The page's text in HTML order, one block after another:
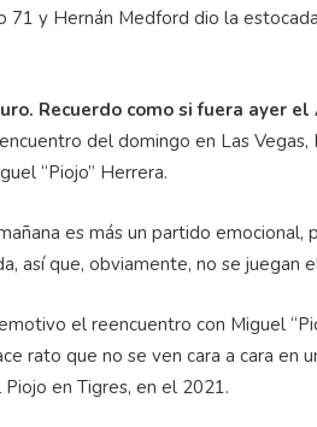
71 y Hernán Medford dio la
Recuerdo como si fuera ayer el
del domingo en Las
“Piojo” Herrera.
es más un partido emocional,
así que, obviamente, no se juegan
el reencuentro con Miguel
rato que no se ven cara a cara en
en Tigres, en el 2021.